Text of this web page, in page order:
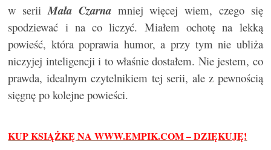
w seriiMała Czarna mniej więcej wiem, czego się
spodziewać i na co liczyć. Miałem ochotę na lekką
powieść, która poprawia humor, a przy tym nie ubliża
niczyjej inteligencji i to właśnie dostałem. Nie jestem, co
prawda, idealnym czytelnikiem tej serii, ale z pewnością
sięgnę po kolejne powieści.
KUP KSIĄŻKĘ NA WWW.EMPIK.COM – DZIĘKUJĘ!